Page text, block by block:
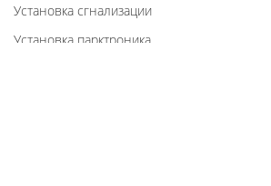
Установка сгнализации
Установка парктроника